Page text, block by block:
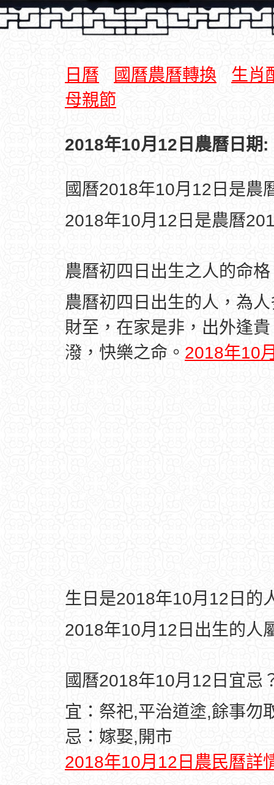
日曆 國曆農曆轉換
生肖
母親節
2018年10月12日農曆日期:
國曆2018年10月12日是農
2018年10月12日是農曆
農曆初四日出生之人的命
農曆初四日出生的人，為
財至，在家是非，出外逢
潑，快樂之命。 2018年10
生日是2018年10月12日的
2018年10月12日出生的人
國曆2018年10月12日宜忌
宜：祭祀,平治道塗,餘事勿
忌：嫁娶,開市
2018年10月12日農民曆詳